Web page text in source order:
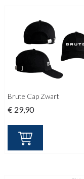
Brute Cap Zwart
€ 29,90